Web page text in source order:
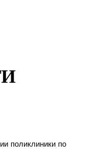
поликлиники по